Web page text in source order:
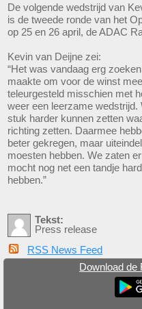
De volgende wedstrijd van
is de tweede ronde van het
op 25 en 26 april, de ADAC
Kevin van Deijne zei:
“Het was vandaag erg
maakte om voor de winst
teleurgesteld misschien met
weer een leerzame wedstrijd.
stuk harder kunnen zetten
richting zetten. Daarmee
beter gekregen, maar
moesten hebben. We zaten
mocht nog net een tandje
hebben.”
Tekst:
Press release
RSS News Feed
Download de